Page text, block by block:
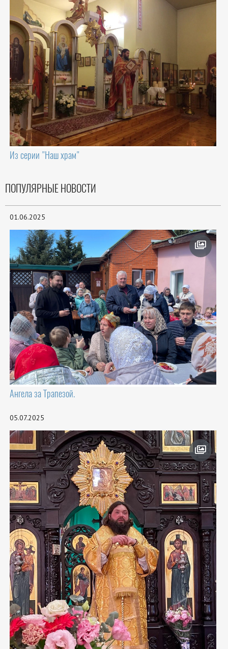
Из серии "Наш храм"
ПОПУЛЯРНЫЕ НОВОСТИ
01.06.2025
Ангела за Трапезой.
05.07.2025